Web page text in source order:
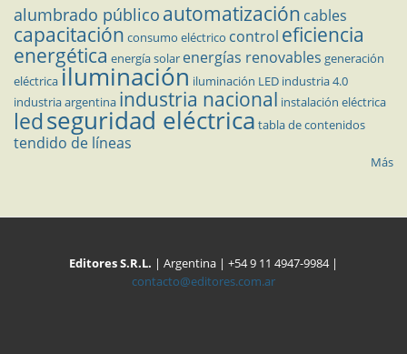
alumbrado público automatización cables
capacitación consumo eléctrico control eficiencia
energética energía solar energías renovables generación
eléctricailuminación iluminación LED industria 4.0
industria argentina industria nacional instalación eléctrica
ledseguridad eléctrica tabla de contenidos
tendido de líneas
Más
Editores S.R.L. | Argentina | +54 9 11 4947-9984 |
contacto@editores.com.ar